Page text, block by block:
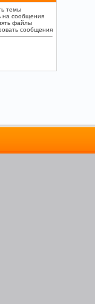
темы
на сообщения
файлы
сообщения